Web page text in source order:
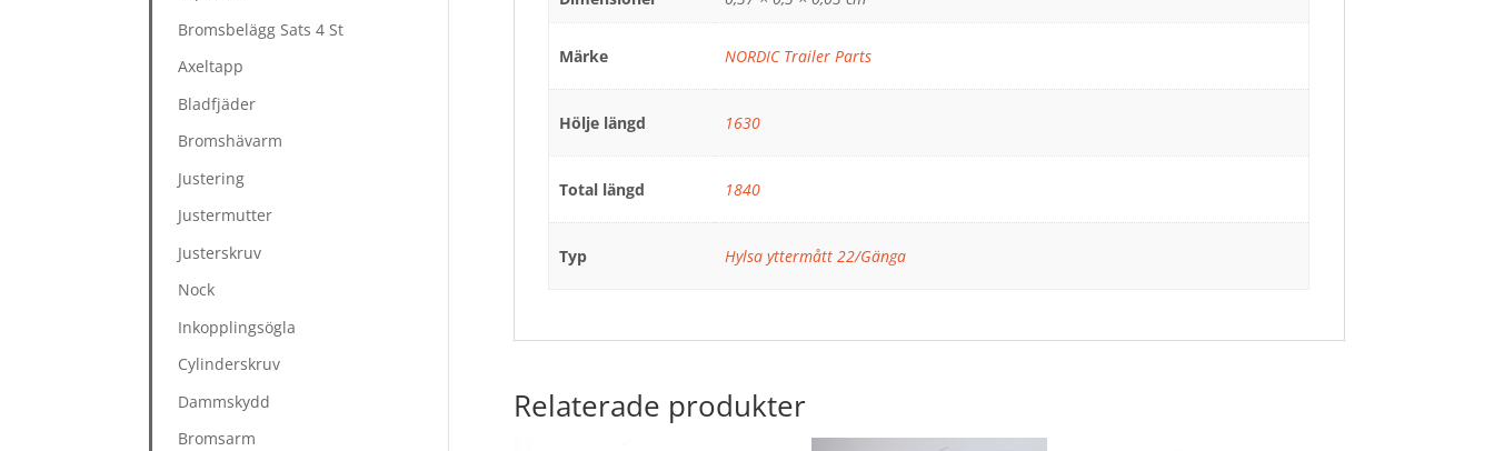
Märke NORDIC Trailer Parts
Hölje längd 1630
Total längd 1840
Typ Hylsa yttermått 22/Gänga
Relaterade produkter
Bromsbelägg Sats 4 St
Axeltapp
Bladfjäder
Bromshävarm
Justering
Justermutter
Justerskruv
Nock
Inkopplingsögla
Cylinderskruv
Dammskydd
Bromsarm